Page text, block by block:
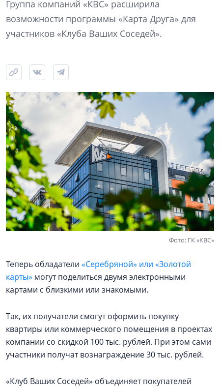
Группа компаний «КВС» расширила
возможности программы «Карта Друга» для
участников «Клуба Ваших Соседей».
Фото: ГК «КВС»
Теперь обладатели «Серебряной» или «Золотой
карты» могут поделиться двумя электронными
картами с близкими или знакомыми.
Так, их получатели смогут оформить покупку
квартиры или коммерческого помещения в проектах
компании со скидкой 100 тыс. рублей. При этом сами
участники получат вознаграждение 30 тыс. рублей.
«Клуб Ваших Соседей» объединяет покупателей